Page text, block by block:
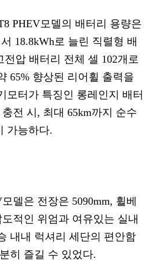
PHEV모델의 배터리 용량은
18.8kWh로 늘린 직렬형 배
전압 배터리 전체 셀 102개로
65% 향상된 리어휠 출력을
모터가 특징인 롱레인지 배터
전 시, 최대 65km까지 순수
가능하다.
델은 전장은 5090mm, 휠베
적인 위엄과 여유있는 실내
내내 럭셔리 세단의 편안함
히 즐길 수 있었다.